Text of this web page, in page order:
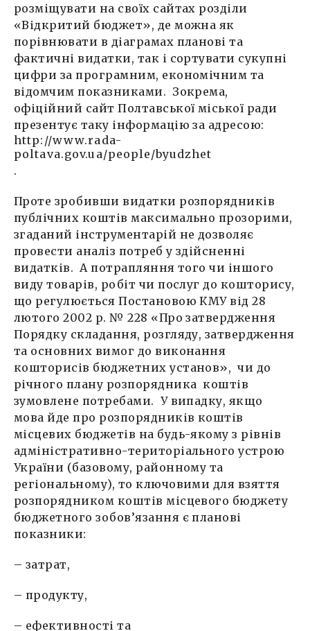
розміщувати на своїх сайтах розділи
«Відкритий бюджет», де можна як
порівнювати в діаграмах планові та
фактичні видатки, так і сортувати сукупні
цифри за програмним, економічним та
відомчим показниками. Зокрема,
офіційний сайт Полтавської міської ради
презентує таку інформацію за адресою:
http://www.rada-
poltava.gov.ua/people/byudzhet
.
Проте зробивши видатки розпорядників
публічних коштів максимально прозорими,
згаданий інструментарій не дозволяє
провести аналіз потреб у здійсненні
видатків. А потрапляння того чи іншого
виду товарів, робіт чи послуг до кошторису,
що регулюється Постановою КМУ від 28
лютого 2002 р. № 228 «Про затвердження
Порядку складання, розгляду, затвердження
та основних вимог до виконання
кошторисів бюджетних установ», чи до
річного плану розпорядника коштів
зумовлене потребами. У випадку, якщо
мова йде про розпорядників коштів
місцевих бюджетів на будь-якому з рівнів
адміністративно-територіального устрою
України (базовому, районному та
регіональному), то ключовими для взяття
розпорядником коштів місцевого бюджету
бюджетного зобов’язання є планові
показники:
– затрат,
– продукту,
– ефективності та